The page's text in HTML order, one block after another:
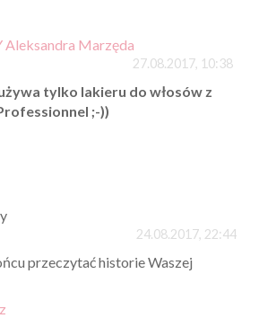
Aleksandra Marzęda
27.08.2017, 10:38
tylko lakieru do włosów z
;-))
24.08.2017, 22:44
przeczytać historie Waszej